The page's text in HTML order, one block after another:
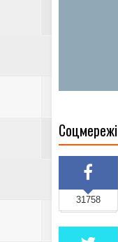
Соцмережі
31758